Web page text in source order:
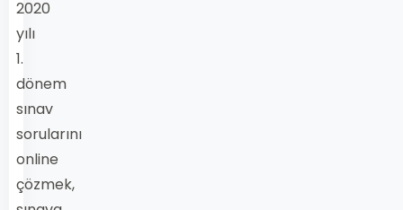
2020
yılı
1.
dönem
sınav
sorularını
online
çözmek,